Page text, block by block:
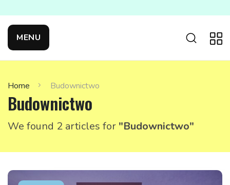
MENU
Budownictwo
Home Budownictwo
We found 2 articles for "Budownictwo"